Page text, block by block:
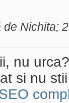
de Nichita;
nu
si nu